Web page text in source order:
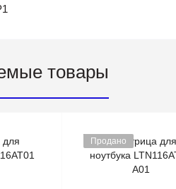
товары
Продано